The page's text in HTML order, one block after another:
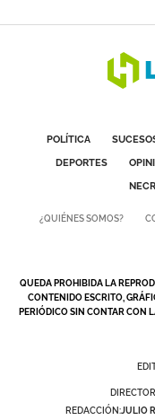
POLÍTICA
DEPORTES
¿QUIÉNES SOMOS?
QUEDA PROHIBIDA LA
CONTENIDO ESCRITO,
PERIÓDICO SIN CONTAR CON
REDACCIÓN:JULIO